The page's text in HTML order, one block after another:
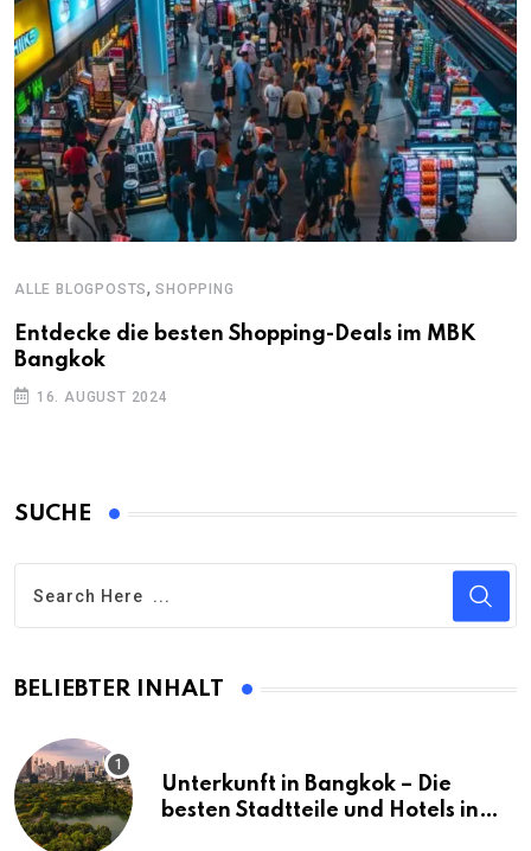
ALLE BLOGPOSTS,SHOPPING
Entdecke die besten Shopping-Deals im MBK
Bangkok
16. AUGUST 2024
SUCHE
BELIEBTER INHALT
Unterkunft in Bangkok – Die
besten Stadtteile und Hotels in